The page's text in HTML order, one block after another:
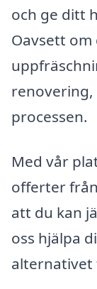
och ge ditt
Oavsett
renovering,
processen.
Med vår
offerter
att du kan
oss hjälpa
alternativet